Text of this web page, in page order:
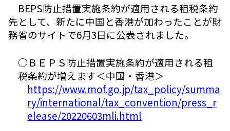
BEPS防止措置実施条約が適用される租税条約
先として、新たに中国と香港が加わったことが財
務省のサイトで6月3日に公表されました。
○ＢＥＰＳ防止措置実施条約が適用される租
税条約が増えます＜中国・香港＞
https://www.mof.go.jp/tax_policy/summa
ry/international/tax_convention/press_r
elease/20220603mli.html